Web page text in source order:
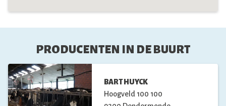
PRODUCENTEN IN DE BUURT
BART HUYCK
Hoogveld 100 100